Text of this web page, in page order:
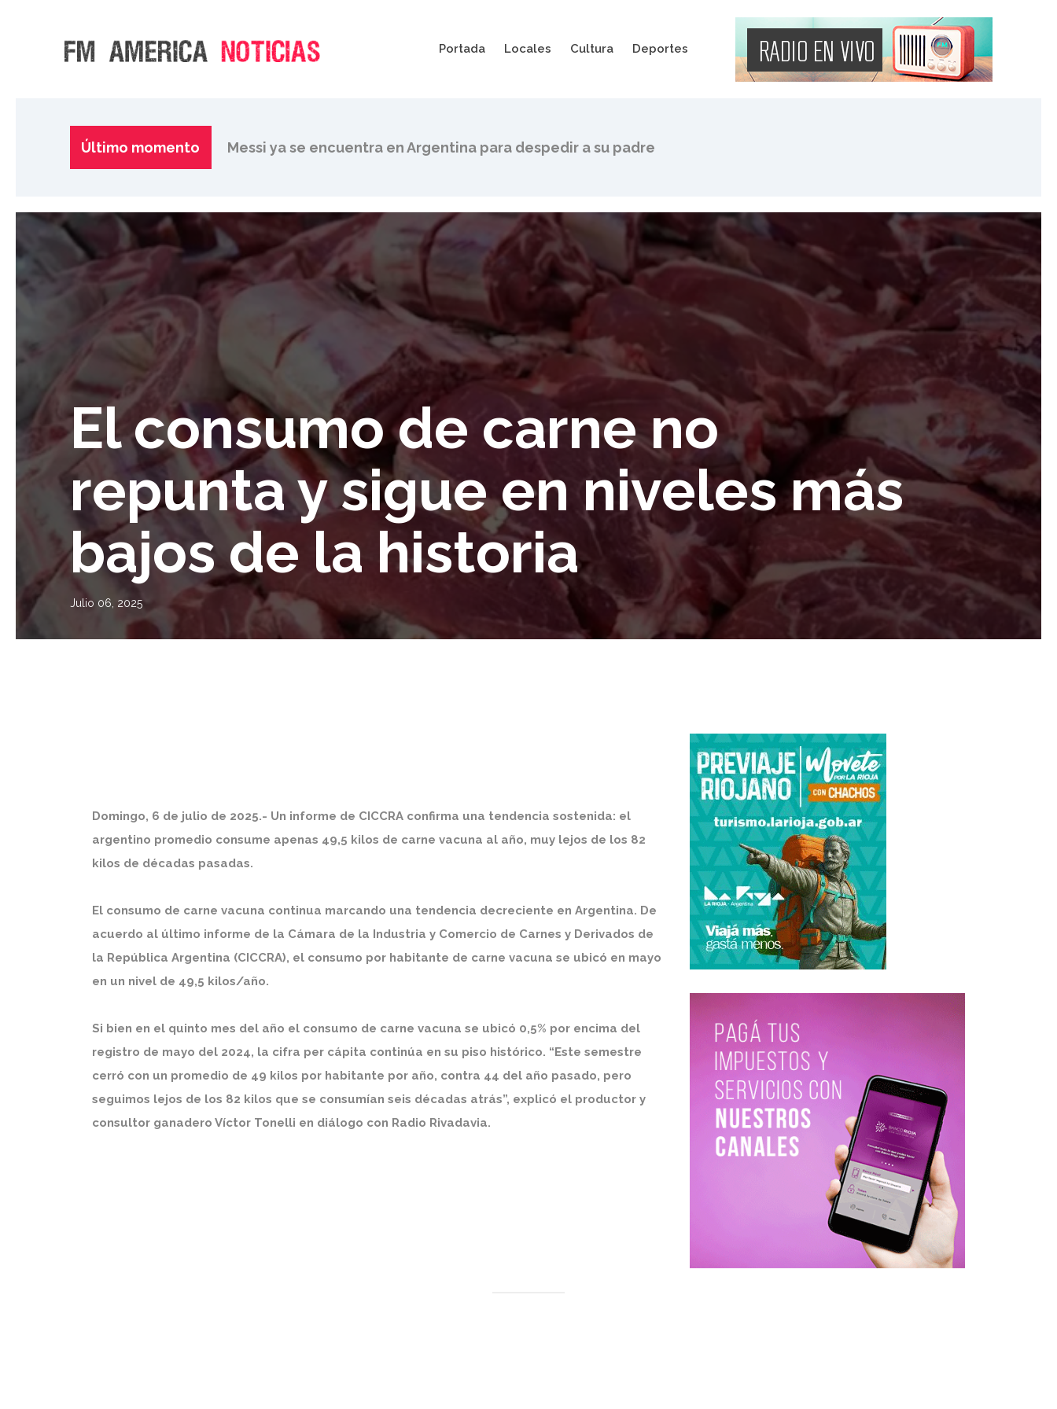
Portada Locales Cultura Deportes
Último momento Messi ya se encuentra en Argentina para despedir a su padre
El consumo de carne no
repunta y sigue en niveles más
bajos de la historia
Julio 06, 2025
Domingo, 6 de julio de 2025.- Un informe de CICCRA confirma una tendencia sostenida: el
argentino promedio consume apenas 49,5 kilos de carne vacuna al año, muy lejos de los 82
kilos de décadas pasadas.
El consumo de carne vacuna continua marcando una tendencia decreciente en Argentina. De
acuerdo al último informe de la Cámara de la Industria y Comercio de Carnes y Derivados de
la República Argentina (CICCRA), el consumo por habitante de carne vacuna se ubicó en mayo
en un nivel de 49,5 kilos/año.
Si bien en el quinto mes del año el consumo de carne vacuna se ubicó 0,5% por encima del
registro de mayo del 2024, la cifra per cápita continúa en su piso histórico. “Este semestre
cerró con un promedio de 49 kilos por habitante por año, contra 44 del año pasado, pero
seguimos lejos de los 82 kilos que se consumían seis décadas atrás”, explicó el productor y
consultor ganadero Víctor Tonelli en diálogo con Radio Rivadavia.